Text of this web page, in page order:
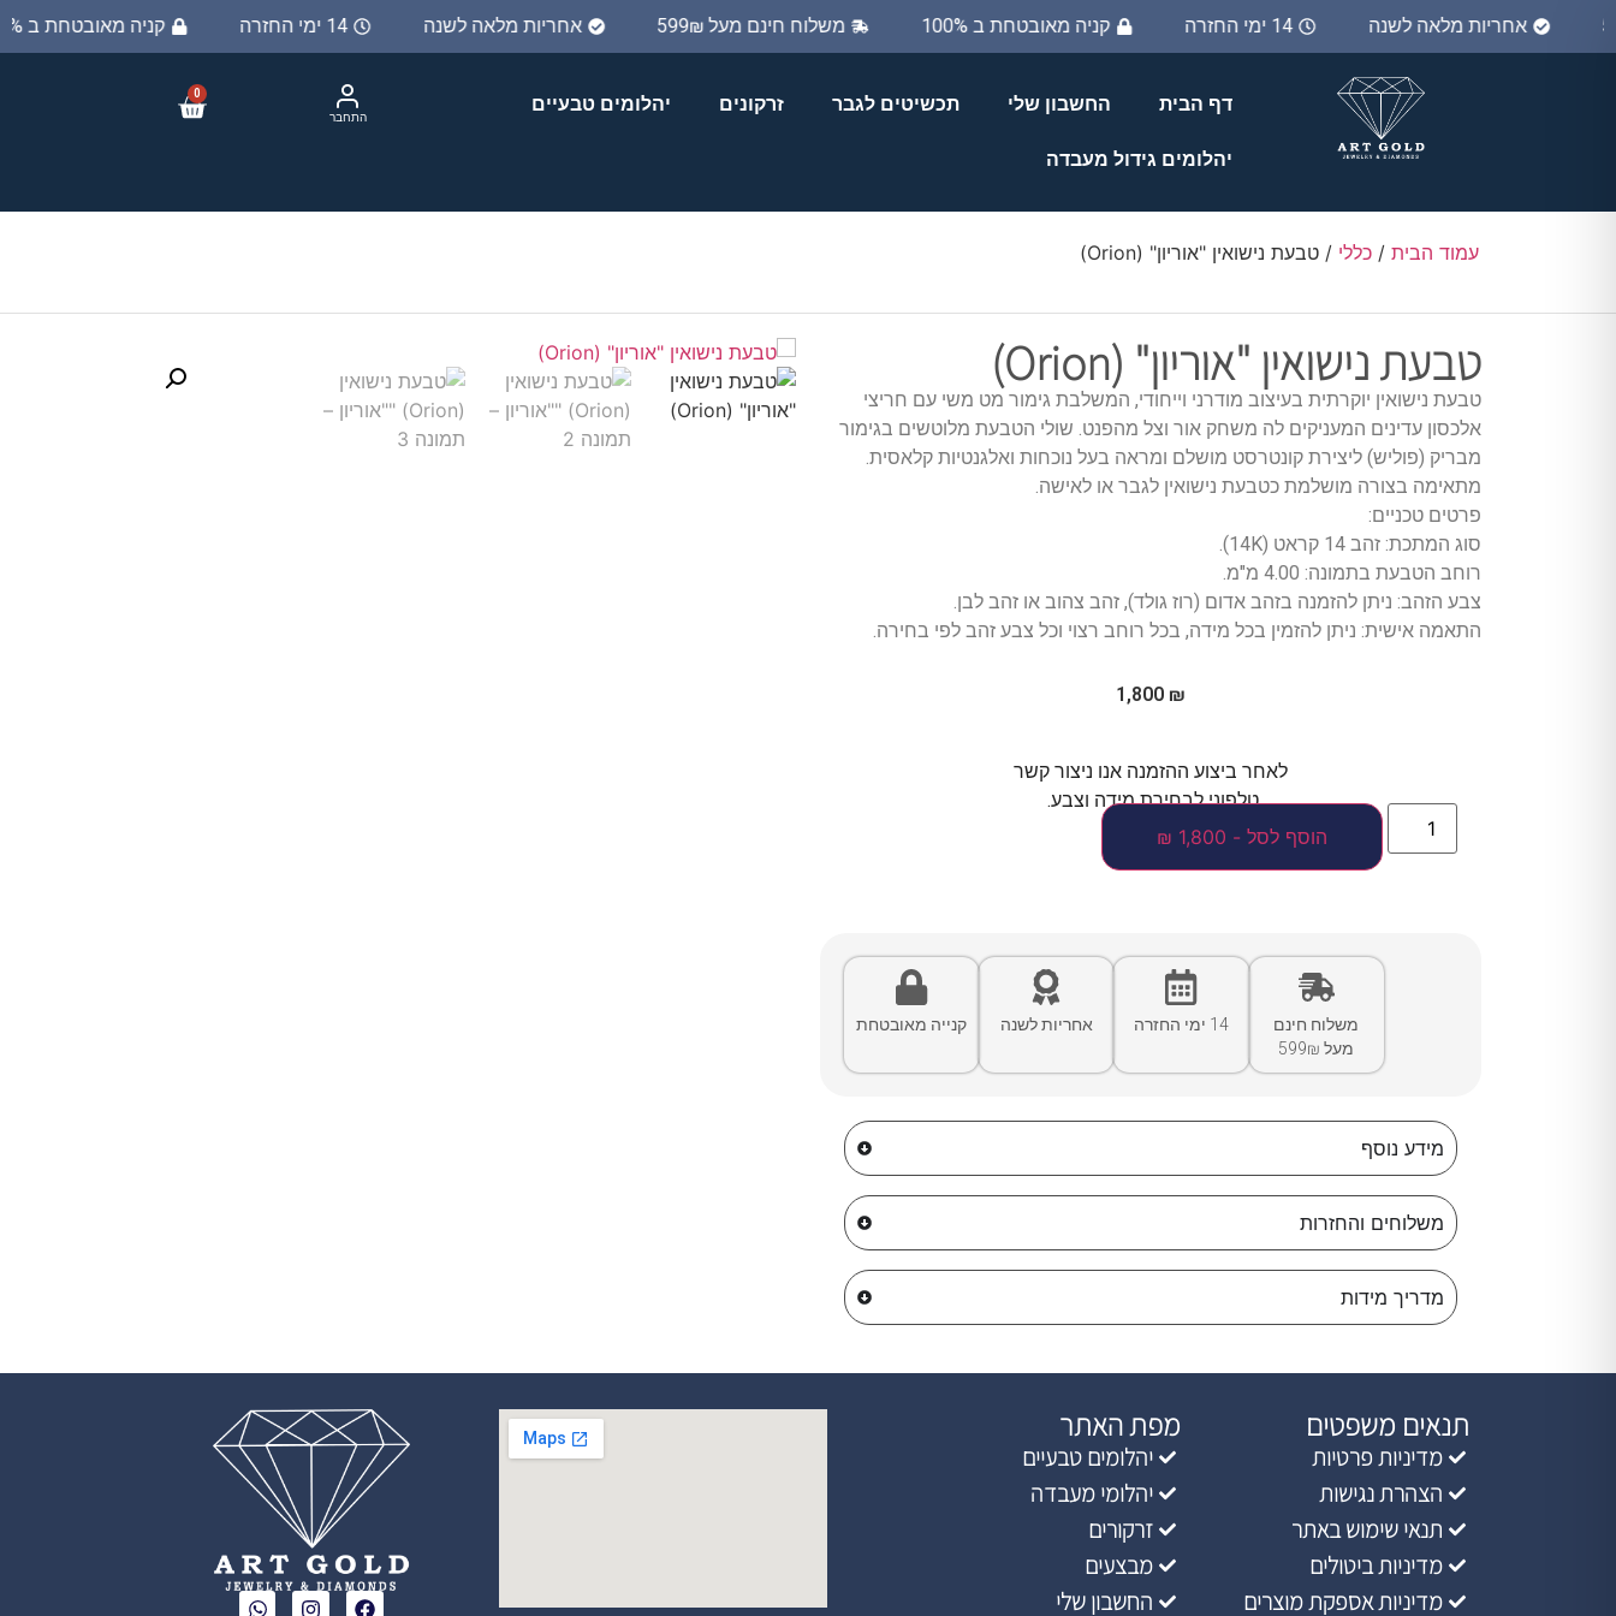
קניה מאובטחת ב 100% 14 ימי החזרה אחריות מלאה לשנה משלוח חינם מעל 599₪ קניה מאובטחת ב 100% 14 ימי החזרה אחריות מלאה לשנה
0
התחבר
דף הבית החשבון שלי תכשיטים לגבר זרקונים יהלומים טבעיים
יהלומים גידול מעבדה
עמוד הבית / כללי / טבעת נישואין "אוריון" (Orion)
טבעת נישואין "אוריון" (Orion)
טבעת נישואין יוקרתית בעיצוב מודרני וייחודי, המשלבת גימור מט משי עם חריצי
אלכסון עדינים המעניקים לה משחק אור וצל מהפנט. שולי הטבעת מלוטשים בגימור
מבריק (פוליש) ליצירת קונטרסט מושלם ומראה בעל נוכחות ואלגנטיות קלאסית.
מתאימה בצורה מושלמת כטבעת נישואין לגבר או לאישה.
פרטים טכניים:
סוג המתכת: זהב 14 קראט (14K).
רוחב הטבעת בתמונה: 4.00 מ"מ.
צבע הזהב: ניתן להזמנה בזהב אדום (רוז גולד), זהב צהוב או זהב לבן.
התאמה אישית: ניתן להזמין בכל מידה, בכל רוחב רצוי וכל צבע זהב לפי בחירה.
1,800 ₪
לאחר ביצוע ההזמנה אנו ניצור קשר
טלפוני לבחירת מידה וצבע.
הוסף לסל - 1,800 ₪
קנייה מאובטחת אחריות לשנה 14 ימי החזרה
משלוח חינם
מעל 599₪
מידע נוסף
משלוחים והחזרות
מדריך מידות
מפת האתר
יהלומים טבעיים
יהלומי מעבדה
זרקורים
מבצעים
החשבון שלי
תנאים משפטים
מדיניות פרטיות
הצהרת נגישות
תנאי שימוש באתר
מדיניות ביטולים
מדיניות אספקת מוצרים